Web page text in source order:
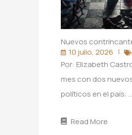
Nuevos
10 julio, 2026
Por: Elizabeth
mes con dos
políticos en el país: …
Read More